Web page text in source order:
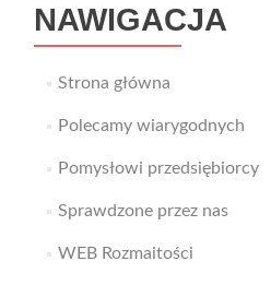
NAWIGACJA
Strona główna
Polecamy wiarygodnych
Pomysłowi przedsiębiorcy
Sprawdzone przez nas
WEB Rozmaitości